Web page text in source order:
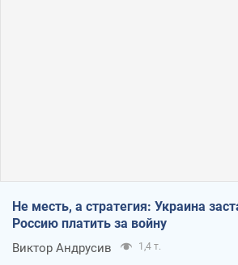
Не месть, а стратегия: Украина
Россию платить за войну
Виктор Андрусив 1,4 т.